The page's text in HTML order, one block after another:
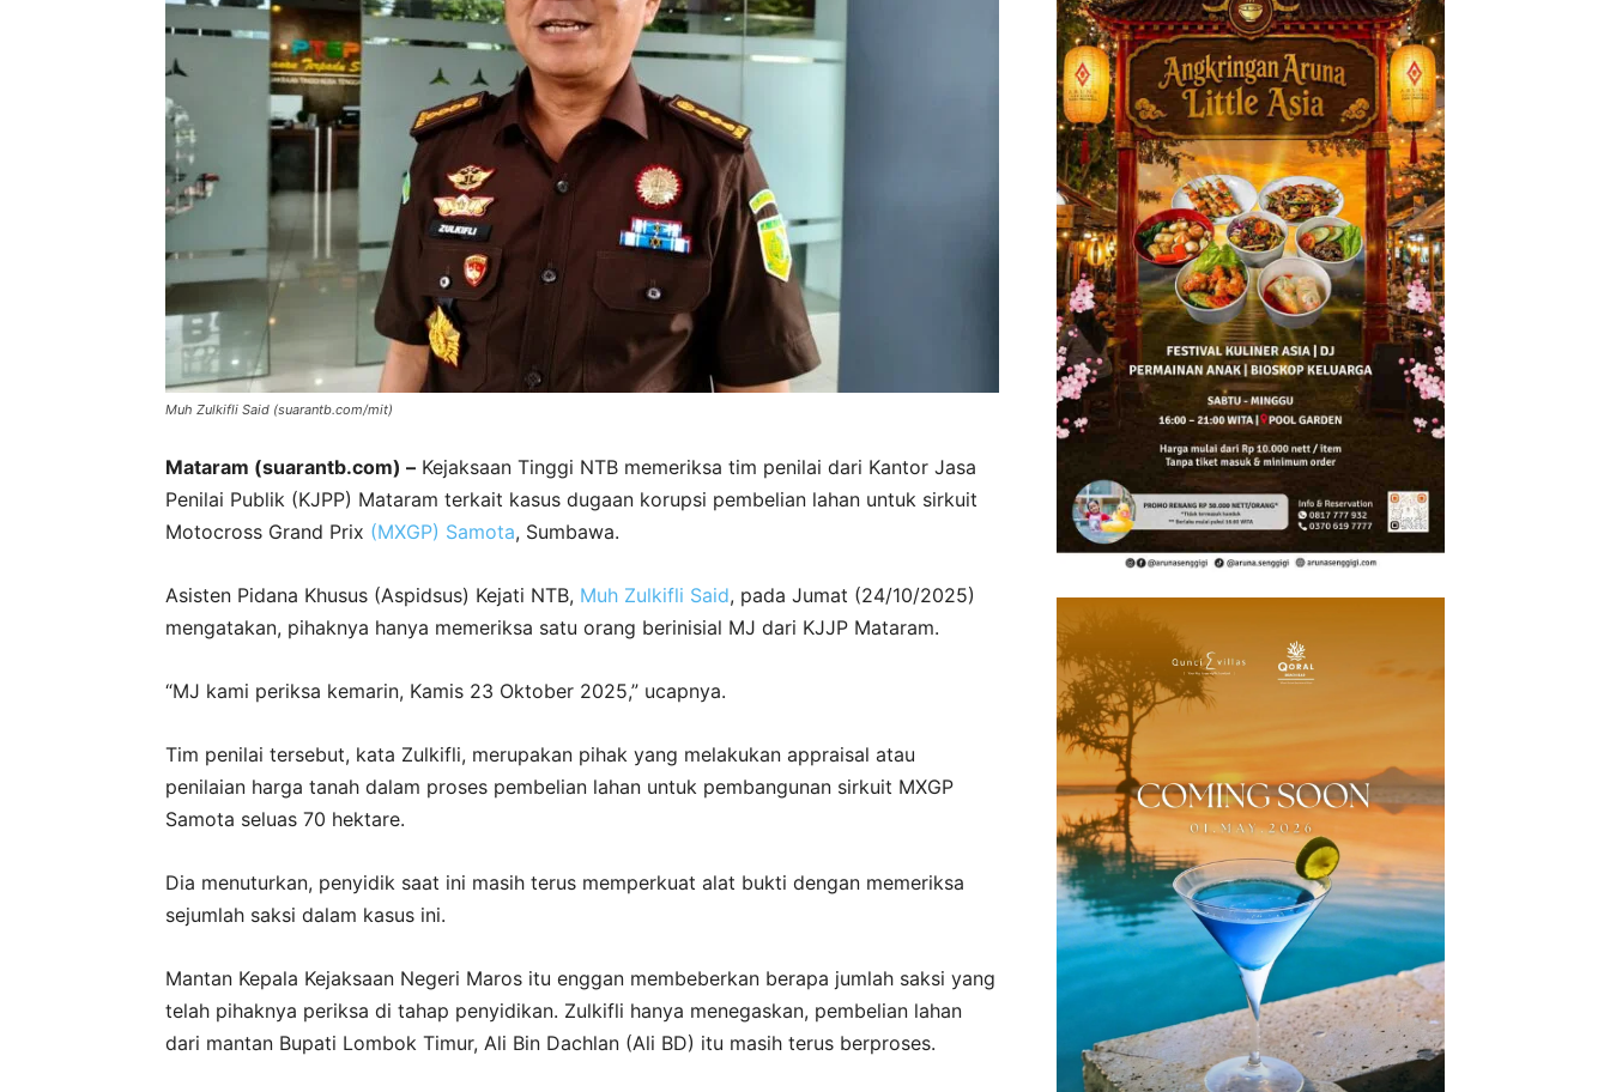
Muh Zulkifli Said (suarantb.com/mit)
Mataram (suarantb.com) – Kejaksaan Tinggi NTB memeriksa tim penilai dari Kantor Jasa
Penilai Publik (KJPP) Mataram terkait kasus dugaan korupsi pembelian lahan untuk sirkuit
Motocross Grand Prix (MXGP) Samota, Sumbawa.
Asisten Pidana Khusus (Aspidsus) Kejati NTB, Muh Zulkifli Said, pada Jumat (24/10/2025)
mengatakan, pihaknya hanya memeriksa satu orang berinisial MJ dari KJJP Mataram.
“MJ kami periksa kemarin, Kamis 23 Oktober 2025,” ucapnya.
Tim penilai tersebut, kata Zulkifli, merupakan pihak yang melakukan appraisal atau
penilaian harga tanah dalam proses pembelian lahan untuk pembangunan sirkuit MXGP
Samota seluas 70 hektare.
Dia menuturkan, penyidik saat ini masih terus memperkuat alat bukti dengan memeriksa
sejumlah saksi dalam kasus ini.
Mantan Kepala Kejaksaan Negeri Maros itu enggan membeberkan berapa jumlah saksi yang
telah pihaknya periksa di tahap penyidikan. Zulkifli hanya menegaskan, pembelian lahan
dari mantan Bupati Lombok Timur, Ali Bin Dachlan (Ali BD) itu masih terus berproses.